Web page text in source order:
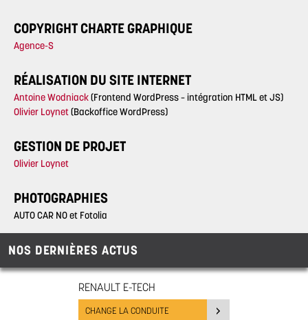
COPYRIGHT CHARTE GRAPHIQUE
Agence-S
RÉALISATION DU SITE INTERNET
Antoine Wodniack(Frontend WordPress – intégration HTML et JS)
Olivier Loynet(Backoffice WordPress)
GESTION DE PROJET
Olivier Loynet
PHOTOGRAPHIES
AUTO CAR NO et Fotolia
NOS DERNIÈRES ACTUS
RENAULT E-TECH
CHANGE LA CONDUITE